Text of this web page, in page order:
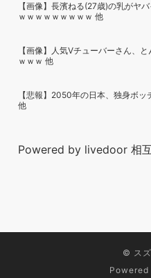
【画像】長濱ねる(27歳)の乳がヤ
ｗｗｗｗｗｗｗｗｗ 他
【画像】人気Vチューバーさん、
ｗｗｗ 他
【悲報】2050年の日本、独身ボ
他
Powered by livedoor 相
© ス
Powered